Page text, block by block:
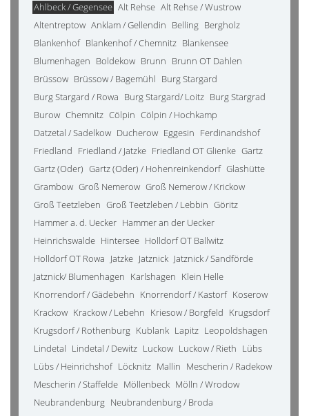
Ahlbeck / Gegensee Alt Rehse Alt Rehse / Wustrow
Altentreptow Anklam / Gellendin Belling Bergholz
Blankenhof Blankenhof / Chemnitz Blankensee
Blumenhagen Boldekow Brunn Brunn OT Dahlen
Brüssow Brüssow / Bagemühl Burg Stargard
Burg Stargard / Rowa Burg Stargard/ Loitz Burg Stargrad
Burow Chemnitz Cölpin Cölpin / Hochkamp
Datzetal / Sadelkow Ducherow Eggesin Ferdinandshof
Friedland Friedland / Jatzke Friedland OT Glienke Gartz
Gartz (Oder) Gartz (Oder) / Hohenreinkendorf Glashütte
Grambow Groß Nemerow Groß Nemerow / Krickow
Groß Teetzleben Groß Teetzleben / Lebbin Göritz
Hammer a. d. Uecker Hammer an der Uecker
Heinrichswalde Hintersee Holldorf OT Ballwitz
Holldorf OT Rowa Jatzke Jatznick Jatznick / Sandförde
Jatznick/ Blumenhagen Karlshagen Klein Helle
Knorrendorf / Gädebehn Knorrendorf / Kastorf Koserow
Krackow Krackow / Lebehn Kriesow / Borgfeld Krugsdorf
Krugsdorf / Rothenburg Kublank Lapitz Leopoldshagen
Lindetal Lindetal / Dewitz Luckow Luckow / Rieth Lübs
Lübs / Heinrichshof Löcknitz Mallin Mescherin / Radekow
Mescherin / Staffelde Möllenbeck Mölln / Wrodow
Neubrandenburg Neubrandenburg / Broda